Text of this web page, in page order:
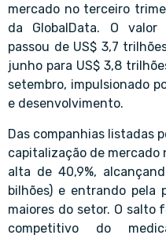
mercado no terceiro
da GlobalData. O valor
passou de US$ 3,7
junho para US$ 3,8
setembro, impulsionado
e desenvolvimento.
Das companhias listadas
capitalização de mercado
alta de 40,9%,
bilhões) e entrando pela
maiores do setor. O
competitivo do